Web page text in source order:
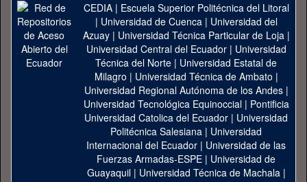
CEDIA| Escuela Superior Politécnica del Litoral
| Universidad de Cuenca| Universidad del
Azuay| Universidad Técnica Particular de Loja|
Universidad Central del Ecuador| Universidad
Técnica del Norte | Universidad Estatal de
Milagro | Universidad Técnica de Ambato |
Universidad Regional Autónoma de los Andes|
Universidad Tecnológica Equinoccial| Pontificia
Universidad Catolica del Ecuador | Universidad
Politécnica Salesiana | Universidad
Internacional del Ecuador | Universidad de las
Fuerzas Armadas-ESPE | Universidad de
Guayaquil| Universidad Técnica de Machala|